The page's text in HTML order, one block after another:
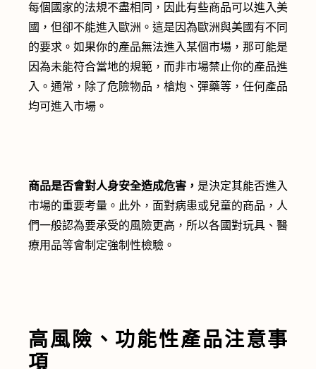
每個國家的法規不盡相同，因此有些商品可以進入美
國，但卻不能進入歐洲。這是因為歐洲與美國有不同
的要求。如果你的產品無法進入某個市場，那可能是
因為未能符合當地的規範，而非市場禁止你的產品進
入。通常，除了危險物品，槍炮、彈藥等，任何產品
均可進入市場。
商品是否會對人身安全造成危害， 是決定其能否進入
市場的重要考量。此外，面對病患或兒童的商品，人
們一般認為要承受的風險更高，所以各國對玩具、醫
療用品等會制定強制性檢驗。
高風險、功能性產品注意事
項